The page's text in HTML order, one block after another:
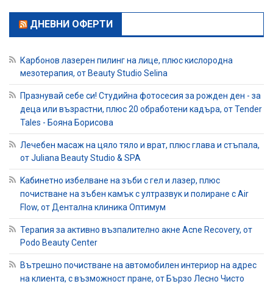
ДНЕВНИ ОФЕРТИ
Карбонов лазерен пилинг на лице, плюс кислородна
мезотерапия, от Beauty Studio Selina
Празнувай себе си! Студийна фотосесия за рожден ден - за
деца или възрастни, плюс 20 обработени кадъра, от Tender
Tales - Бояна Борисова
Лечебен масаж на цяло тяло и врат, плюс глава и стъпала,
от Juliana Beauty Studio & SPA
Kабинетно избелване на зъби с гел и лазер, плюс
почистване на зъбен камък с ултразвук и полиране с Air
Flow, от Дентална клиника Оптимум
Терапия за активно възпалително акне Acne Recovery, от
Podo Beauty Center
Вътрешно почистване на автомобилен интериор на адрес
на клиента, с възможност пране, от Бързо Лесно Чисто